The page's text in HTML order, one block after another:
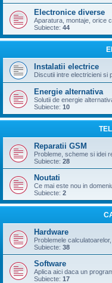
Electronice diverse
Aparatura, montaje, orice
Subiecte: 44
Instalatii electrice
Discutii intre electricieni si
Energie alternativa
Solutii de energie
Subiecte: 10
Reparatii GSM
Probleme, scheme si idei
Subiecte: 28
Noutati
Ce mai este nou in
Subiecte: 2
Hardware
Problemele
Subiecte: 38
Software
Aplica aici daca un
Subiecte: 17